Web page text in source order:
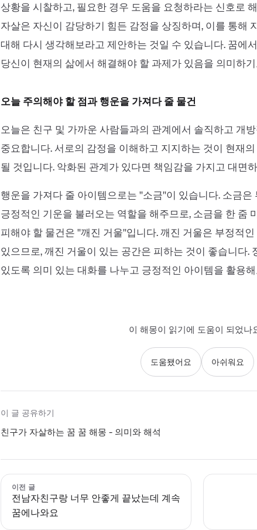
상황을 시찰하고, 필요한 경우 도움을 요청하라는 신호로
자살은 자신이 감당하기 힘든 감정을 상징하며, 이를 통해
대해 다시 생각해보라고 제안하는 것일 수 있습니다. 꿈에
당신이 현재의 삶에서 해결해야 할 과제가 있음을 의미하
오늘 주의해야 할 점과 행운을 가져다 줄 물건
오늘은 친구 및 가까운 사람들과의 관계에서 솔직하고 개
중요합니다. 서로의 감정을 이해하고 지지하는 것이 현재
될 것입니다. 악화된 관계가 있다면 책임감을 가지고 대면
행운을 가져다 줄 아이템으로는 ''소금''이 있습니다. 소금
긍정적인 기운을 불러오는 역할을 해주므로, 소금을 한 줌
피해야 할 물건은 ''깨진 거울''입니다. 깨진 거울은 부정적
있으므로, 깨진 거울이 있는 공간은 피하는 것이 좋습니다.
있도록 의미 있는 대화를 나누고 긍정적인 아이템을 활용
이 해몽이 읽기에 도움이 되었나
도움됐어요 아쉬워요
이 글 공유하기
친구가 자살하는 꿈 꿈 해몽 - 의미와 해석
이전 글
전남자친구랑 너무 안좋게 끝났는데 계속
꿈에나와요